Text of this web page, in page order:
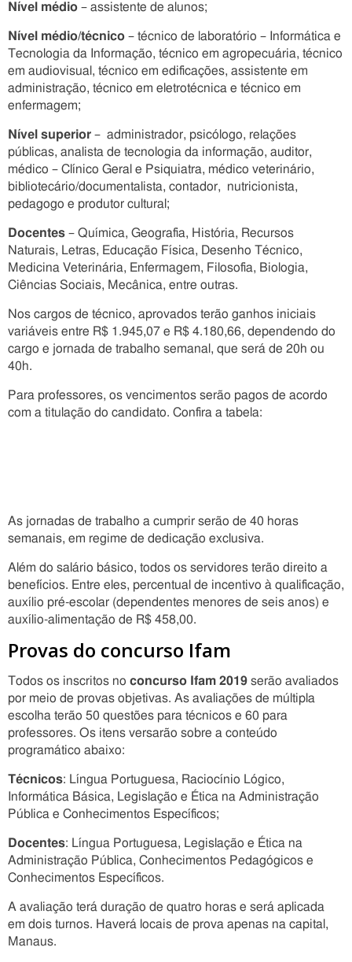
Nível médio – assistente de alunos;
Nível médio/técnico – técnico de laboratório – Informática e
Tecnologia da Informação, técnico em agropecuária, técnico
em audiovisual, técnico em edificações, assistente em
administração, técnico em eletrotécnica e técnico em
enfermagem;
Nível superior – administrador, psicólogo, relações
públicas, analista de tecnologia da informação, auditor,
médico – Clínico Geral e Psiquiatra, médico veterinário,
bibliotecário/documentalista, contador, nutricionista,
pedagogo e produtor cultural;
Docentes – Química, Geografia, História, Recursos
Naturais, Letras, Educação Física, Desenho Técnico,
Medicina Veterinária, Enfermagem, Filosofia, Biologia,
Ciências Sociais, Mecânica, entre outras.
Nos cargos de técnico, aprovados terão ganhos iniciais
variáveis entre R$ 1.945,07 e R$ 4.180,66, dependendo do
cargo e jornada de trabalho semanal, que será de 20h ou
40h.
Para professores, os vencimentos serão pagos de acordo
com a titulação do candidato. Confira a tabela:
As jornadas de trabalho a cumprir serão de 40 horas
semanais, em regime de dedicação exclusiva.
Além do salário básico, todos os servidores terão direito a
benefícios. Entre eles, percentual de incentivo à qualificação,
auxílio pré-escolar (dependentes menores de seis anos) e
auxílio-alimentação de R$ 458,00.
Provas do concurso Ifam
Todos os inscritos no concurso Ifam 2019 serão avaliados
por meio de provas objetivas. As avaliações de múltipla
escolha terão 50 questões para técnicos e 60 para
professores. Os itens versarão sobre a conteúdo
programático abaixo:
Técnicos: Língua Portuguesa, Raciocínio Lógico,
Informática Básica, Legislação e Ética na Administração
Pública e Conhecimentos Específicos;
Docentes: Língua Portuguesa, Legislação e Ética na
Administração Pública, Conhecimentos Pedagógicos e
Conhecimentos Específicos.
A avaliação terá duração de quatro horas e será aplicada
em dois turnos. Haverá locais de prova apenas na capital,
Manaus.